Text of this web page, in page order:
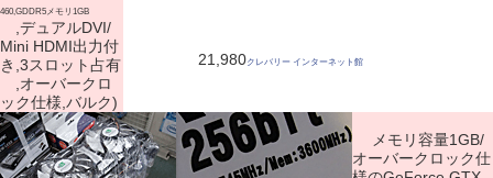
460,GDDR5メモリ1GB
,デュアルDVI/
Mini HDMI出力付
き,3スロット占有
,オーバークロ
ック仕様,バルク)
21,980クレバリー インターネット館
メモリ容量1GB/
オーバークロック仕